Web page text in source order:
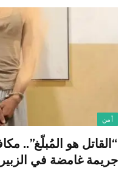
أمن
“القاتل هو المُبلّغ”..
جريمة غامضة في